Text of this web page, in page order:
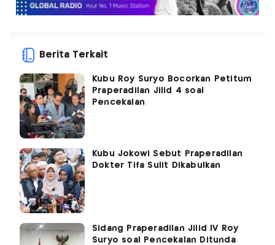
Berita Terkait
Kubu Roy Suryo Bocorkan Petitum
Praperadilan Jilid 4 soal
Pencekalan
Kubu Jokowi Sebut Praperadilan
Dokter Tifa Sulit Dikabulkan
Sidang Praperadilan Jilid IV Roy
Suryo soal Pencekalan Ditunda